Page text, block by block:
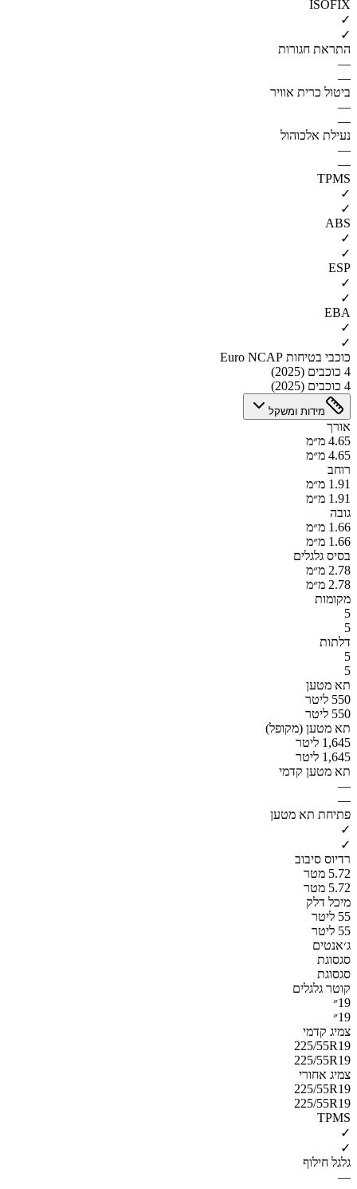
ISOFIX
✓
✓
התראת חגורות
—
—
ביטול כרית אוויר
—
—
נעילת אלכוהול
—
—
TPMS
✓
✓
ABS
✓
✓
ESP
✓
✓
EBA
✓
✓
כוכבי בטיחות Euro NCAP
4 כוכבים (2025)
4 כוכבים (2025)
מידות ומשקל
אורך
4.65 מ״מ
4.65 מ״מ
רוחב
1.91 מ״מ
1.91 מ״מ
גובה
1.66 מ״מ
1.66 מ״מ
בסיס גלגלים
2.78 מ״מ
2.78 מ״מ
מקומות
5
5
דלתות
5
5
תא מטען
550 ליטר
550 ליטר
תא מטען (מקופל)
1,645 ליטר
1,645 ליטר
תא מטען קדמי
—
—
פתיחת תא מטען
✓
✓
רדיוס סיבוב
5.72 מטר
5.72 מטר
מיכל דלק
55 ליטר
55 ליטר
ג׳אנטים
סגסוגת
סגסוגת
קוטר גלגלים
19״
19״
צמיג קדמי
225/55R19
225/55R19
צמיג אחורי
225/55R19
225/55R19
TPMS
✓
✓
גלגל חילוף
—